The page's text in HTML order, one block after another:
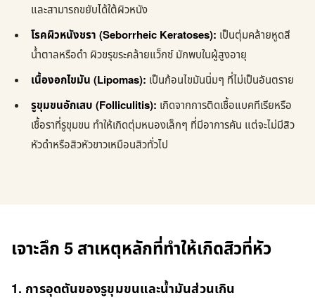
และสามารถขยับได้ใต้ผิวหนัง
โรคผิวหนังชรา (Seborrheic Keratoses): เป็นตุ่มคล้ายหูดสี
น้ำตาลหรือดำ ผิวขรุขระคล้ายแว็กซ์ มักพบในผู้สูงอายุ
เนื้องอกไขมัน (Lipomas): เป็นก้อนไขมันนิ่มๆ ที่ไม่เป็นอันตราย
รูขุมขนอักเสบ (Folliculitis): เกิดจากการติดเชื้อแบคทีเรียหรือ
เชื้อราที่รูขุมขน ทำให้เกิดตุ่มหนองเล็กๆ ที่มีอาการคัน แต่จะไม่มีสิว
หัวดำหรือสิวหัวขาวเหมือนสิวทั่วไป
เจาะลึก 5 สาเหตุหลักที่ทำให้เกิดสิวที่หัว
1. การอุดตันของรูขุมขนและน้ำมันส่วนเกิน